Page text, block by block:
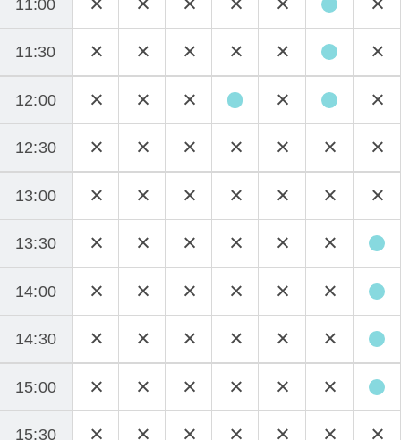
11:00
11:30
12:00
12:30
13:00
13:30
14:00
14:30
15:00
15:30